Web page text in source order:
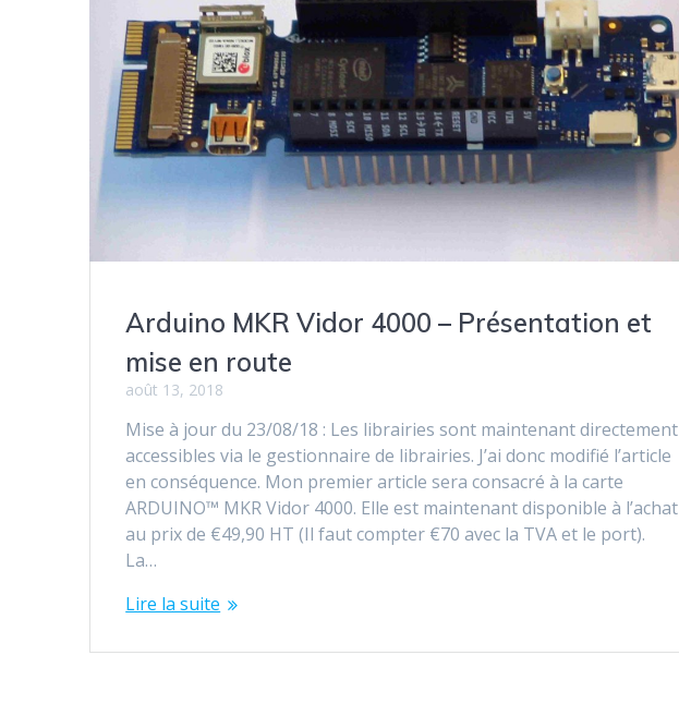
Arduino MKR Vidor 4000 – Présentation et
mise en route
août 13, 2018
Mise à jour du 23/08/18 : Les librairies sont maintenant directement
accessibles via le gestionnaire de librairies. J’ai donc modifié l’article
en conséquence. Mon premier article sera consacré à la carte
ARDUINO™ MKR Vidor 4000. Elle est maintenant disponible à l’achat
au prix de €49,90 HT (Il faut compter €70 avec la TVA et le port).
La…
Lire la suite